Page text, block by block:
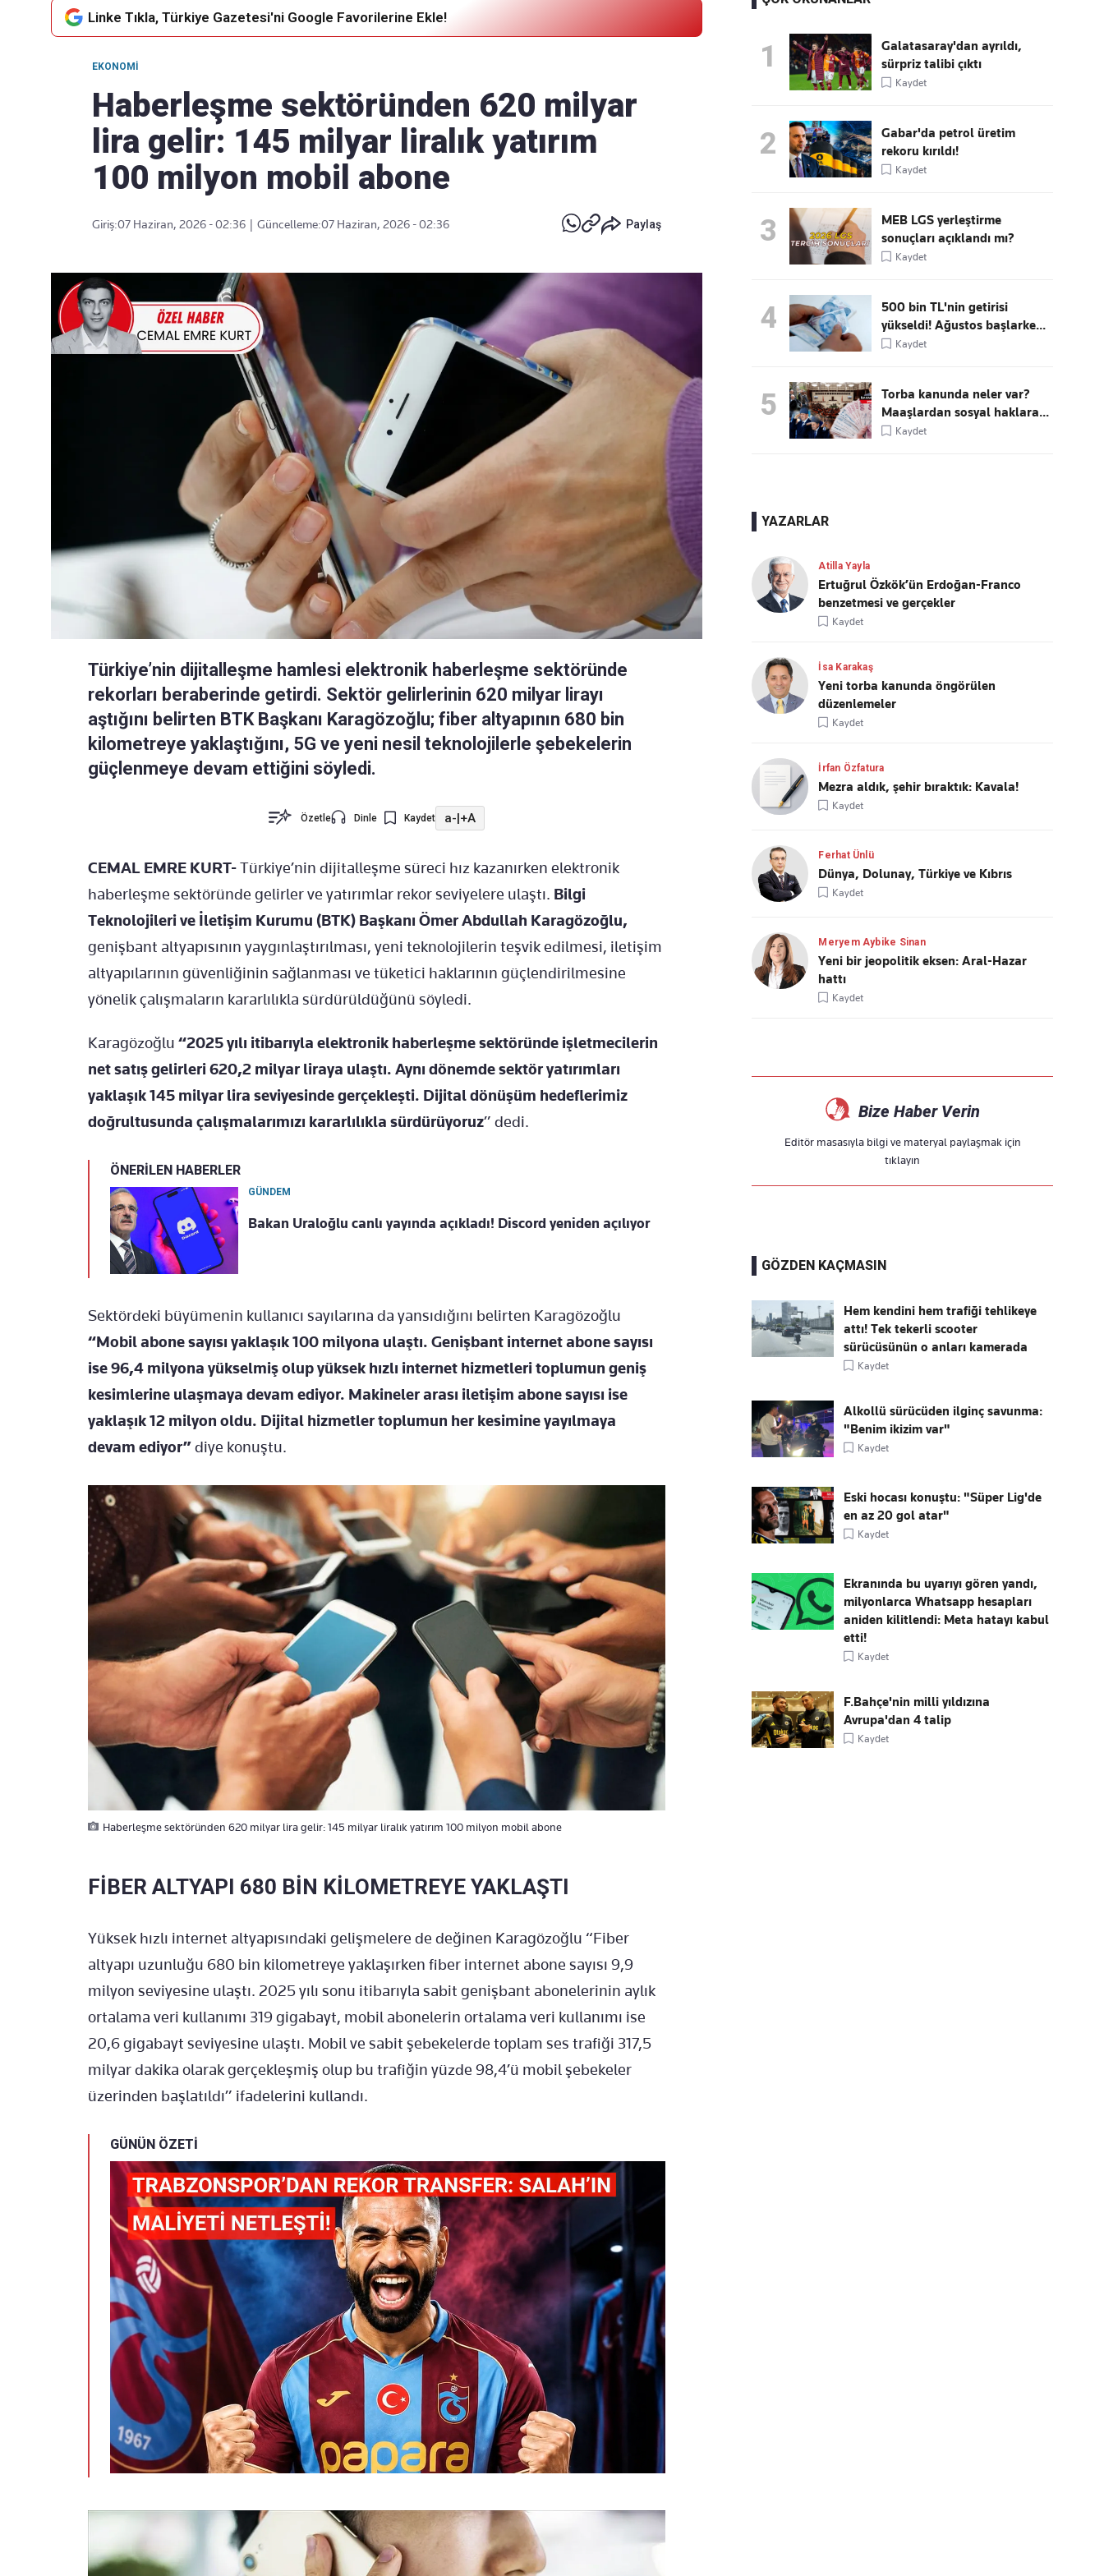
akışımıza ulaşın
göndermek için tıklayın
Kaçırmayın
Ücretsiz üye olun, gündemi
Linke Tıkla, Türkiye Gazetesi'ni Google Favorilerine Ekle!
EKONOMI
Haberleşme sektöründen 620 milyar
lira gelir: 145 milyar liralık yatırım
100 milyon mobil abone
Giriş:07 Haziran, 2026 - 02:36 Güncelleme:07 Haziran, 2026 - 02:36 Paylaş
Türkiye’nin dijitalleşme hamlesi elektronik haberleşme sektöründe
rekorları beraberinde getirdi. Sektör gelirlerinin 620 milyar lirayı
aştığını belirten BTK Başkanı Karagözoğlu; fiber altyapının 680 bin
kilometreye yaklaştığını, 5G ve yeni nesil teknolojilerle şebekelerin
güçlenmeye devam ettiğini söyledi.
Özetle Dinle Kaydet a-|+A
CEMAL EMRE KURT-Türkiye’nin dijitalleşme süreci hız kazanırken elektronik
haberleşme sektöründe gelirler ve yatırımlar rekor seviyelere ulaştı. Bilgi
Teknolojileri ve İletişim Kurumu (BTK) Başkanı Ömer Abdullah Karagözoğlu,
genişbant altyapısının yaygınlaştırılması, yeni teknolojilerin teşvik edilmesi, iletişim
altyapılarının güvenliğinin sağlanması ve tüketici haklarının güçlendirilmesine
yönelik çalışmaların kararlılıkla sürdürüldüğünü söyledi.
Karagözoğlu “2025 yılı itibarıyla elektronik haberleşme sektöründe işletmecilerin
net satış gelirleri 620,2 milyar liraya ulaştı. Aynı dönemde sektör yatırımları
yaklaşık 145 milyar lira seviyesinde gerçekleşti. Dijital dönüşüm hedeflerimiz
doğrultusunda çalışmalarımızı kararlılıkla sürdürüyoruz” dedi.
ÖNERİLEN HABERLER
GÜNDEM
Bakan Uraloğlu canlı yayında açıkladı! Discord yeniden açılıyor
Sektördeki büyümenin kullanıcı sayılarına da yansıdığını belirten Karagözoğlu
“Mobil abone sayısı yaklaşık 100 milyona ulaştı. Genişbant internet abone sayısı
ise 96,4 milyona yükselmiş olup yüksek hızlı internet hizmetleri toplumun geniş
kesimlerine ulaşmaya devam ediyor. Makineler arası iletişim abone sayısı ise
yaklaşık 12 milyon oldu. Dijital hizmetler toplumun her kesimine yayılmaya
devam ediyor”diye konuştu.
Haberleşme sektöründen 620 milyar lira gelir: 145 milyar liralık yatırım 100 milyon mobil abone
FİBER ALTYAPI 680 BİN KİLOMETREYE YAKLAŞTI
Yüksek hızlı internet altyapısındaki gelişmelere de değinen Karagözoğlu “Fiber
altyapı uzunluğu 680 bin kilometreye yaklaşırken fiber internet abone sayısı 9,9
milyon seviyesine ulaştı. 2025 yılı sonu itibarıyla sabit genişbant abonelerinin aylık
ortalama veri kullanımı 319 gigabayt, mobil abonelerin ortalama veri kullanımı ise
20,6 gigabayt seviyesine ulaştı. Mobil ve sabit şebekelerde toplam ses trafiği 317,5
milyar dakika olarak gerçekleşmiş olup bu trafiğin yüzde 98,4’ü mobil şebekeler
üzerinden başlatıldı” ifadelerini kullandı.
GÜNÜN ÖZETİ
1
Galatasaray'dan ayrıldı,
sürpriz talibi çıktı
Kaydet
2
Gabar'da petrol üretim
rekoru kırıldı!
Kaydet
3
MEB LGS yerleştirme
sonuçları açıklandı mı?
Kaydet
4
500 bin TL'nin getirisi
yükseldi! Ağustos başlarke...
Kaydet
5
Torba kanunda neler var?
Maaşlardan sosyal haklara...
Kaydet
YAZARLAR
Atilla Yayla
Ertuğrul Özkök’ün Erdoğan-Franco
benzetmesi ve gerçekler
Kaydet
İsa Karakaş
Yeni torba kanunda öngörülen
düzenlemeler
Kaydet
İrfan Özfatura
Mezra aldık, şehir bıraktık: Kavala!
Kaydet
Ferhat Ünlü
Dünya, Dolunay, Türkiye ve Kıbrıs
Kaydet
Meryem Aybike Sinan
Yeni bir jeopolitik eksen: Aral-Hazar
hattı
Kaydet
Bize Haber Verin
Editör masasıyla bilgi ve materyal paylaşmak için
tıklayın
GÖZDEN KAÇMASIN
Hem kendini hem trafiği tehlikeye
attı! Tek tekerli scooter
sürücüsünün o anları kamerada
Kaydet
Alkollü sürücüden ilginç savunma:
"Benim ikizim var"
Kaydet
Eski hocası konuştu: "Süper Lig'de
en az 20 gol atar"
Kaydet
Ekranında bu uyarıyı gören yandı,
milyonlarca Whatsapp hesapları
aniden kilitlendi: Meta hatayı kabul
etti!
Kaydet
F.Bahçe'nin milli yıldızına
Avrupa'dan 4 talip
Kaydet